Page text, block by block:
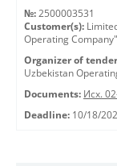
№: 2500003531
Customer(s):
Operating Company"
Organizer of
Uzbekistan
Documents: Исх.
Deadline: 10/18/